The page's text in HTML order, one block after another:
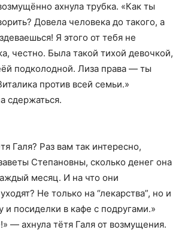
ахнула трубка. «Как ты
Довела человека до такого, а
Я этого от тебя не
честно. Была такой тихой девочкой,
подколодной. Лиза права — ты
против всей семьи.»
сдержаться.
Галя? Раз вам так интересно,
Степановны, сколько денег она
месяц. И на что они
Не только на “лекарства”, но и
и посиделки в кафе с подругами.»
— ахнула тётя Галя от возмущения.